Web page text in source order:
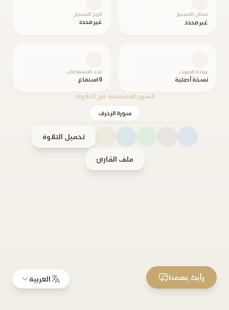
مكان التسجيل
غير محدد
تاريخ التسجيل
غير محدد
جودة الصوت
نسخة أصلية
عدد الاستماعات
0 استماع
السور المتضمنة في التلاوة:
سورة الزخرف
تحميل التلاوة
ملف القارئ
العربية رأيك يهمنا